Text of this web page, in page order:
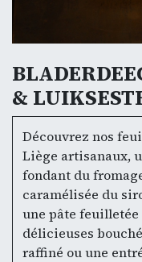
&
Découvrez nos
Liège artisanaux,
fondant du
caramélisée du
une pâte
délicieuses
raffiné ou une